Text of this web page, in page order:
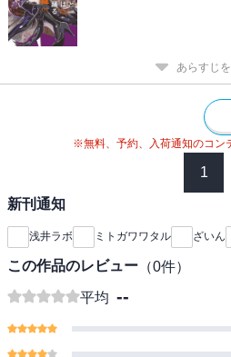
あらすじ
※無料、予約、入荷通知のコン
1
新刊通知
浅井ラボ ミトガワワタル ざいん
この作品のレビュー （0件）
平均 --